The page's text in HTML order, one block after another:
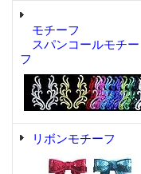
モチーフ
スパンコールモチー
フ
リボンモチーフ